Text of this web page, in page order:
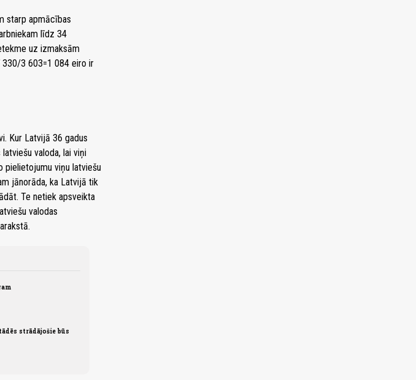
starp apmācības
līdz 34
uz izmaksām
330/3 603=1 084 eiro ir
Kur Latvijā 36 gadus
valoda, lai viņi
pielietojumu viņu latviešu
jānorāda, ka Latvijā tik
Te netiek apsveikta
valodas
strādājošie būs